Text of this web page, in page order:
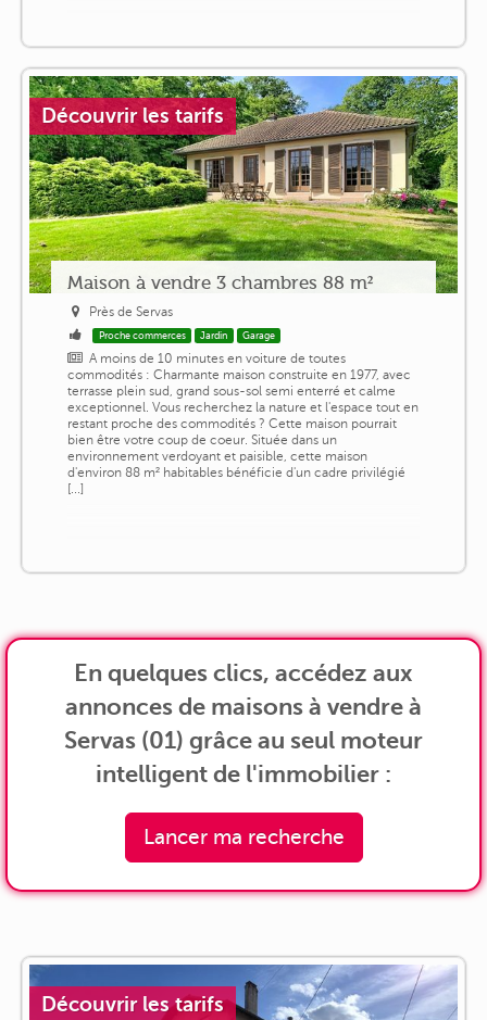
Découvrir les tarifs
Maison à vendre 3 chambres 88 m²
Près de Servas
Proche commerces Jardin Garage
A moins de 10 minutes en voiture de toutes
commodités : Charmante maison construite en 1977, avec
terrasse plein sud, grand sous-sol semi enterré et calme
exceptionnel. Vous recherchez la nature et l'espace tout en
restant proche des commodités ? Cette maison pourrait
bien être votre coup de coeur. Située dans un
environnement verdoyant et paisible, cette maison
d'environ 88 m² habitables bénéficie d'un cadre privilégié
[...]
En quelques clics, accédez aux
annonces de maisons à vendre à
Servas (01) grâce au seul moteur
intelligent de l'immobilier :
Lancer ma recherche
Découvrir les tarifs